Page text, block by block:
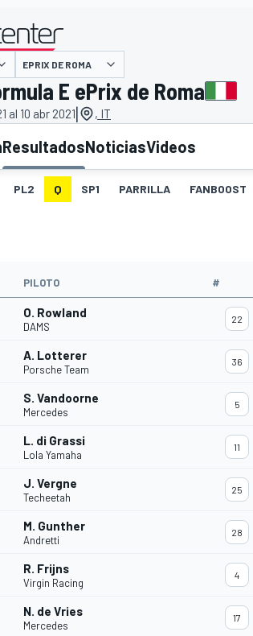
presentado por
EPRIX DE ROMA
E ePrix de Roma
al 10 abr 2021| , IT
ResultadosNoticiasVideos
PL2 Q SP1 PARRILLA FANBOOST
PILOTO #
O. Rowland
DAMS
22
A. Lotterer
Porsche Team
36
S. Vandoorne
Mercedes
5
L. di Grassi
Lola Yamaha
11
J. Vergne
Techeetah
25
M. Gunther
Andretti
28
R. Frijns
Virgin Racing
4
N. de Vries
Mercedes
17